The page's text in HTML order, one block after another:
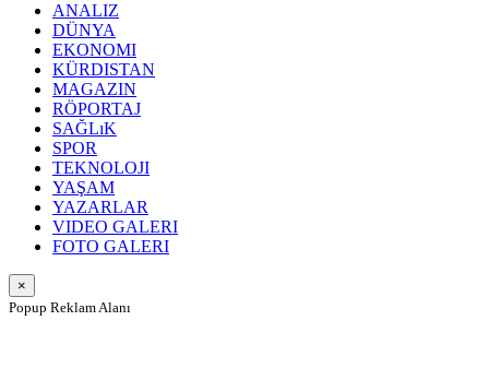
ANALIZ
DÜNYA
EKONOMI
KÜRDISTAN
MAGAZIN
RÖPORTAJ
SAĞLıK
SPOR
TEKNOLOJI
YAŞAM
YAZARLAR
VIDEO GALERI
FOTO GALERI
×
Popup Reklam Alanı